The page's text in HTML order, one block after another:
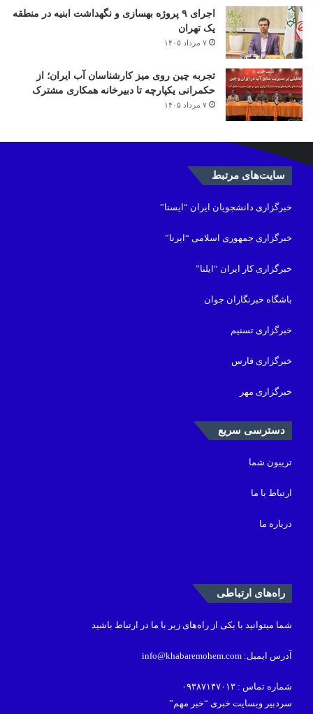
اجرای ۹ پروژه بهسازی و نگهداشت ابنیه در منطقه
یک تهران
۷ مرداد ۱۴۰۵
تجربه چین روی میز کارشناسان آب ایران؛ از
حکمرانی یکپارچه تا دبیرخانه همکاری مشترک
۷ مرداد ۱۴۰۵
سایت‌های مرتبط
خبرگزاری دانشجویان ایران “ایسنا”
خبرگزاری جمهوری اسلامی “ایرنا”
خبرگزاری کار ایران “ایلنا”
باشگاه خبرنگاران جوان
خبرگزاری تسنیم
خبرگزاری فارس
خبرگزاری مهر
دسترسی سریع
تریبون شما
ارتباط با ما
درباره ما
راه‌های ارتباطی
شما میتوانید با یکی از راه‌های زیر با ما در ارتباط باشید
آدرس ایمیل: info@khabaremohem.com
شماره تماس : ۰۹۳۸۷۱۴۷۰۱۳
سردبیر وبسایت خبری “خبر مهم”